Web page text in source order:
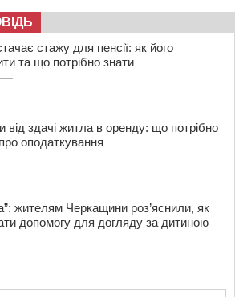
м/с
вертольота загинув 28-річний
стажу для пенсії: як його
та що потрібно знати
від здачі житла в оренду: що потрібно
оподаткування
жителям Черкащини роз’яснили, як
допомогу для догляду за дитиною